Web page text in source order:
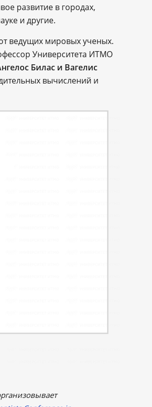
развитие в городах,
и другие.
ведущих мировых ученых.
Университета ИТМО
Билас и Вагелис
вычислений и